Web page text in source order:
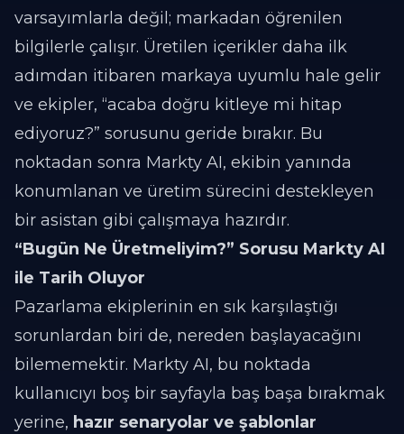
varsayımlarla değil; markadan öğrenilen
bilgilerle çalışır. Üretilen içerikler daha ilk
adımdan itibaren markaya uyumlu hale gelir
ve ekipler, “acaba doğru kitleye mi hitap
ediyoruz?” sorusunu geride bırakır. Bu
noktadan sonra Markty AI, ekibin yanında
konumlanan ve üretim sürecini destekleyen
bir asistan gibi çalışmaya hazırdır.
“Bugün Ne Üretmeliyim?” Sorusu Markty AI
ile Tarih Oluyor
Pazarlama ekiplerinin en sık karşılaştığı
sorunlardan biri de, nereden başlayacağını
bilememektir. Markty AI, bu noktada
kullanıcıyı boş bir sayfayla baş başa bırakmak
yerine, hazır senaryolar ve şablonlar